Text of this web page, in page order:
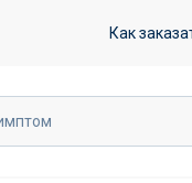
Как